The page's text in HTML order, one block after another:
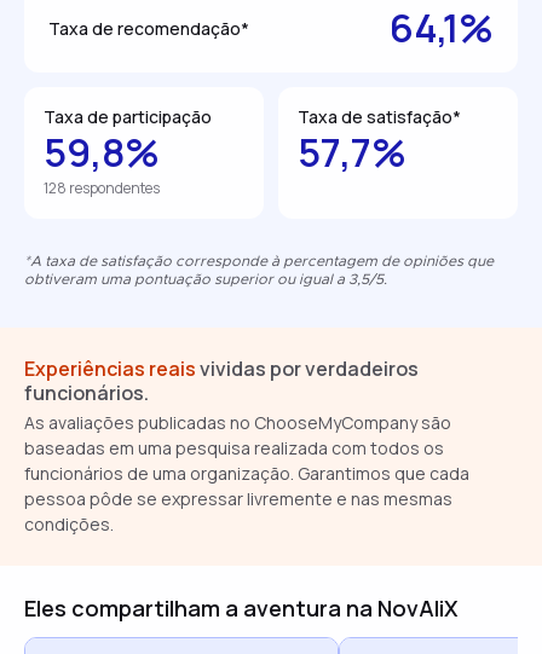
Taxa de recomendação* 64,1%
Taxa de participação
59,8%
128 respondentes
Taxa de satisfação*
57,7%
*A taxa de satisfação corresponde à percentagem de opiniões que
obtiveram uma pontuação superior ou igual a 3,5/5.
Experiências reaisvividas por verdadeiros
funcionários.
As avaliações publicadas no ChooseMyCompany são
baseadas em uma pesquisa realizada com todos os
funcionários de uma organização. Garantimos que cada
pessoa pôde se expressar livremente e nas mesmas
condições.
Eles compartilham a aventura na NovAliX